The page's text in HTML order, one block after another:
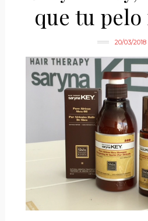
que tu
20/03/2018